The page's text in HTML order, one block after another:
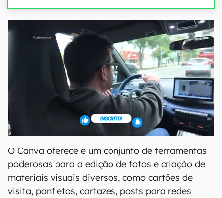
O Canva oferece é um conjunto de ferramentas
poderosas para a edição de fotos e criação de
materiais visuais diversos, como cartões de
visita, panfletos, cartazes, posts para redes